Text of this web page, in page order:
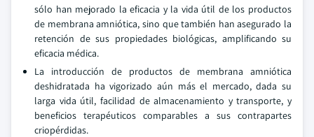
sólo han mejorado la eficacia y la vida útil de los productos
de membrana amniótica, sino que también han asegurado la
retención de sus propiedades biológicas, amplificando su
eficacia médica.
La introducción de productos de membrana amniótica
deshidratada ha vigorizado aún más el mercado, dada su
larga vida útil, facilidad de almacenamiento y transporte, y
beneficios terapéuticos comparables a sus contrapartes
criopérdidas.